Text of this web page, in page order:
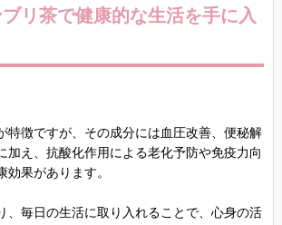
リ茶で健康的な生活を手に入
特徴ですが、その成分には血圧改善、便秘解
加え、抗酸化作用による老化予防や免疫力向
効果があります。
、毎日の生活に取り入れることで、心身の活